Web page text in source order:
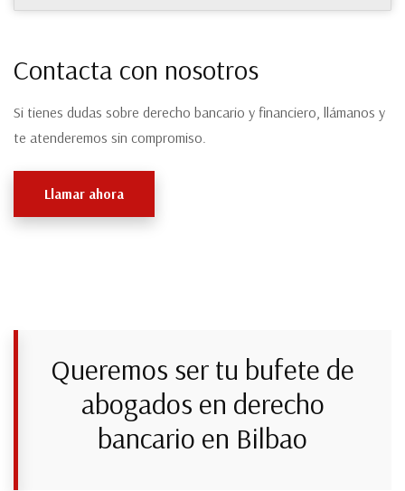
Contacta con nosotros
Si tienes dudas sobre derecho bancario y financiero, llámanos y
te atenderemos sin compromiso.
Llamar ahora
Queremos ser tu bufete de
abogados en derecho
bancario en Bilbao